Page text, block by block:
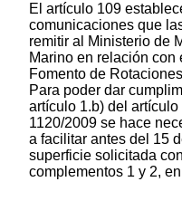
El artículo 109
comunicaciones que
remitir al Ministerio de
Marino en relación con
Fomento de
Para poder dar
artículo 1.b) del
1120/2009 se hace
a facilitar antes del 15
superficie solicitada
complementos 1 y 2,